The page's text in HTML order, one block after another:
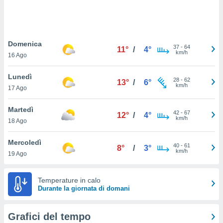
In
ti
per
nel
utilizzati
o
Domenica
16 Ago
11° / 4° 37- 64
km/h
Lunedì
17 Ago
13° / 6° 28- 62
km/h
Martedì
18 Ago
12° / 4° 42- 67
km/h
Mercoledì
19 Ago
8° / 3° 40- 61
km/h
Temperature in calo
Durante la giornata di domani
Grafici del tempo